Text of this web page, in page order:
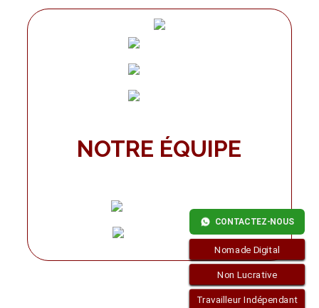
NOTRE ÉQUIPE
CONTACTEZ-NOUS
Nomade Digital
Non Lucrative
Travailleur Indépendant